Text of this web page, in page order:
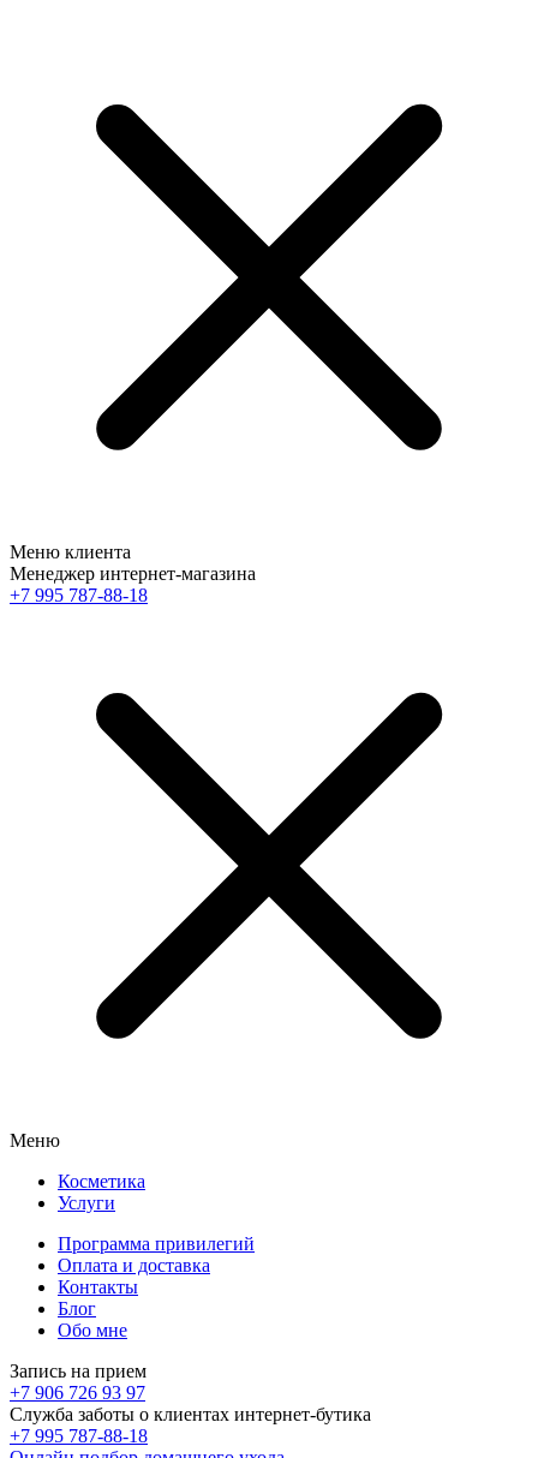
Меню клиента
Менеджер интернет-магазина
+7 995 787-88-18
Меню
Косметика
Услуги
Программа привилегий
Оплата и доставка
Контакты
Блог
Обо мне
Запись на прием
+7 906 726 93 97
Служба заботы о клиентах интернет-бутика
+7 995 787-88-18